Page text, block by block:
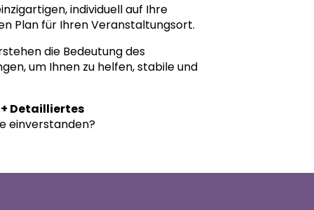
individuell auf Ihre
Plan für Ihren Veranstaltungsort.
die Bedeutung des
um Ihnen zu helfen, stabile und
Detailliertes
einverstanden?